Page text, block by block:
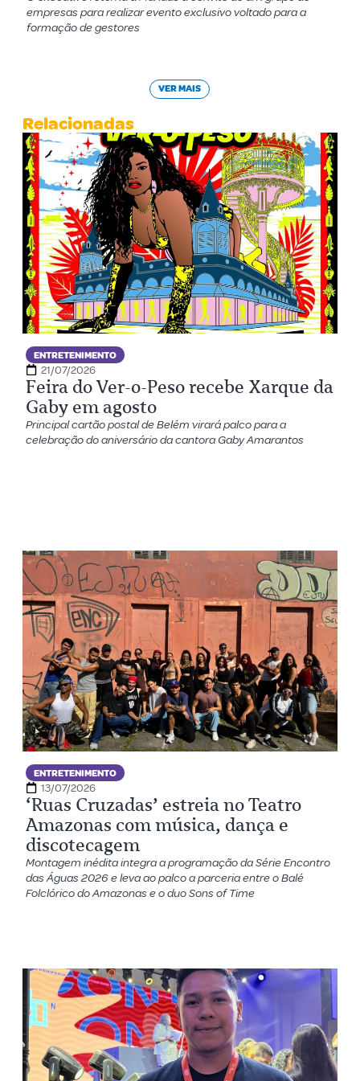
empresas para realizar evento exclusivo voltado para a
formação de gestores
VER MAIS
Relacionadas
ENTRETENIMENTO
21/07/2026
Feira do Ver-o-Peso recebe Xarque da
Gaby em agosto
Principal cartão postal de Belém virará palco para a
celebração do aniversário da cantora Gaby Amarantos
ENTRETENIMENTO
13/07/2026
‘Ruas Cruzadas’ estreia no Teatro
Amazonas com música, dança e
discotecagem
Montagem inédita integra a programação da Série Encontro
das Águas 2026 e leva ao palco a parceria entre o Balé
Folclórico do Amazonas e o duo Sons of Time